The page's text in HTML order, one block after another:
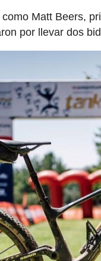
Matt Beers,
por llevar dos